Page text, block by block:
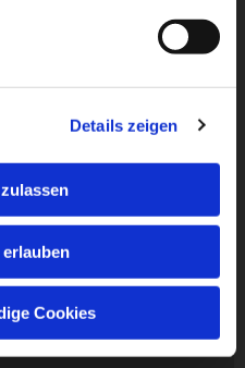
Details zeigen
Cookies